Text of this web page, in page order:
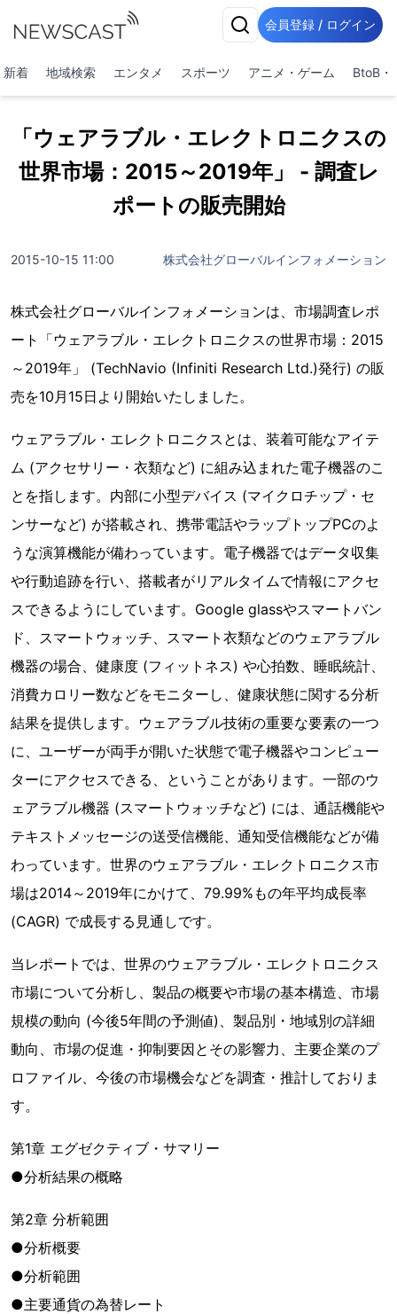
会員登録 / ログイン
新着 地域検索 エンタメ スポーツ アニメ・ゲーム BtoB・
「ウェアラブル・エレクトロニクスの
世界市場：2015～2019年」 - 調査レ
ポートの販売開始
2015-10-15 11:00 株式会社グローバルインフォメーション
株式会社グローバルインフォメーションは、市場調査レポ
ート「ウェアラブル・エレクトロニクスの世界市場：2015
～2019年」 (TechNavio (Infiniti Research Ltd.)発行) の販
売を10月15日より開始いたしました。
ウェアラブル・エレクトロニクスとは、装着可能なアイテ
ム (アクセサリー・衣類など) に組み込まれた電子機器のこ
とを指します。内部に小型デバイス (マイクロチップ・セ
ンサーなど) が搭載され、携帯電話やラップトップPCのよ
うな演算機能が備わっています。電子機器ではデータ収集
や行動追跡を行い、搭載者がリアルタイムで情報にアクセ
スできるようにしています。Google glassやスマートバン
ド、スマートウォッチ、スマート衣類などのウェアラブル
機器の場合、健康度 (フィットネス) や心拍数、睡眠統計、
消費カロリー数などをモニターし、健康状態に関する分析
結果を提供します。ウェアラブル技術の重要な要素の一つ
に、ユーザーが両手が開いた状態で電子機器やコンピュー
ターにアクセスできる、ということがあります。一部のウ
ェアラブル機器 (スマートウォッチなど) には、通話機能や
テキストメッセージの送受信機能、通知受信機能などが備
わっています。世界のウェアラブル・エレクトロニクス市
場は2014～2019年にかけて、79.99%もの年平均成長率
(CAGR) で成長する見通しです。
当レポートでは、世界のウェアラブル・エレクトロニクス
市場について分析し、製品の概要や市場の基本構造、市場
規模の動向 (今後5年間の予測値)、製品別・地域別の詳細
動向、市場の促進・抑制要因とその影響力、主要企業のプ
ロファイル、今後の市場機会などを調査・推計しておりま
す。
第1章 エグゼクティブ・サマリー
●分析結果の概略
第2章 分析範囲
●分析概要
●分析範囲
●主要通貨の為替レート